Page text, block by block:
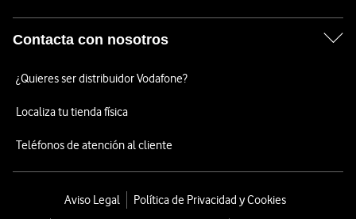
Contacta con nosotros
¿Quieres ser distribuidor Vodafone?
Localiza tu tienda física
Teléfonos de atención al cliente
Aviso Legal
Política de Privacidad y Cookies